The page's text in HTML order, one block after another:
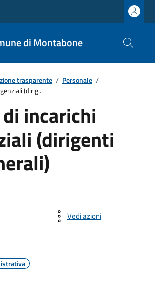
di Montabone
trasparente / Personale /
(dirig...
incarichi
(dirigenti
Vedi azioni